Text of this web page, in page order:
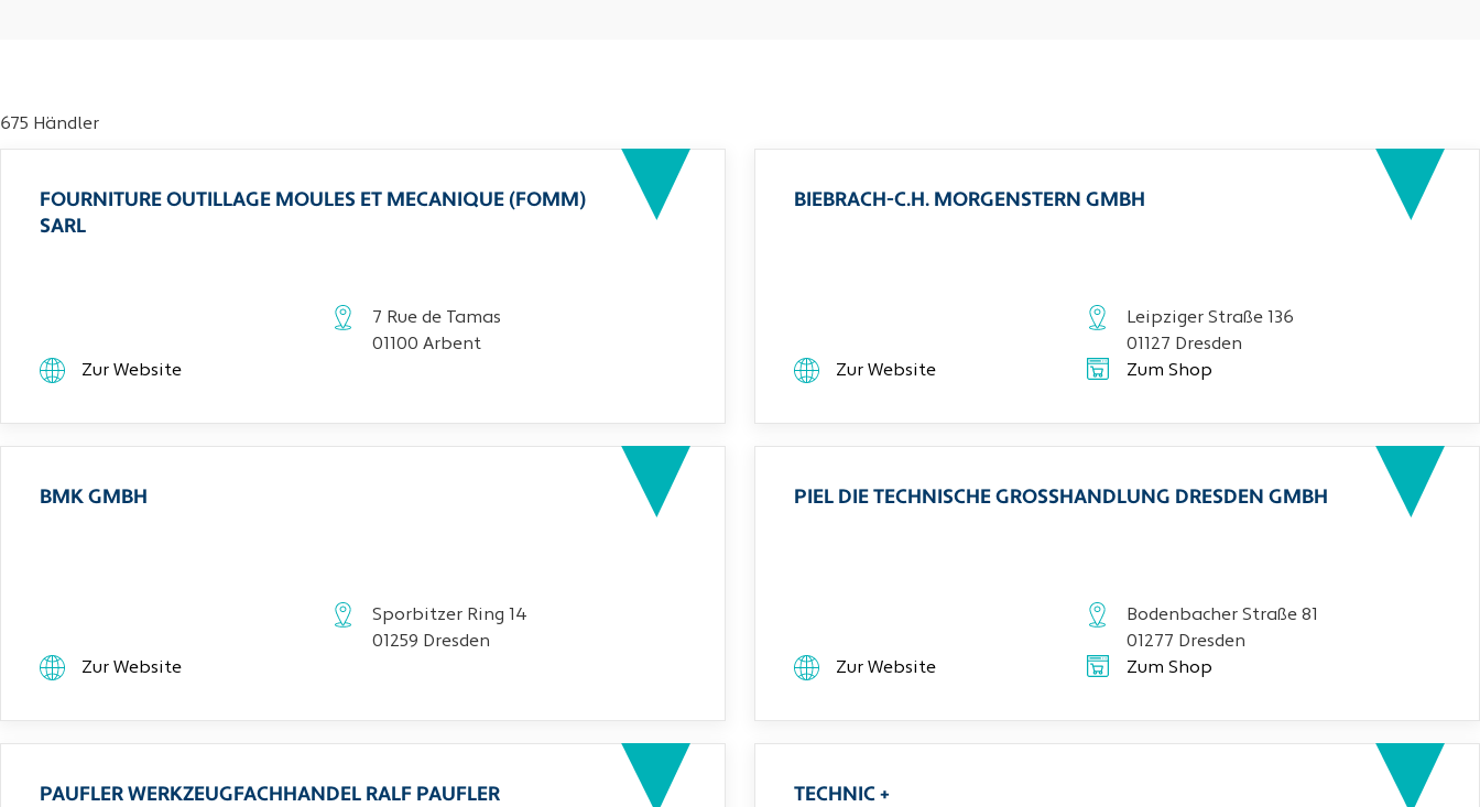
675 Händler
FOURNITURE OUTILLAGE MOULES ET MECANIQUE (FOMM)
SARL
7 Rue de Tamas
01100 Arbent
Zur Website
BIEBRACH-C.H. MORGENSTERN GMBH
Leipziger Straße 136
01127 Dresden
Zur Website
Zum Shop
BMK GMBH
Sporbitzer Ring 14
01259 Dresden
Zur Website
PIEL DIE TECHNISCHE GROSSHANDLUNG DRESDEN GMBH
Bodenbacher Straße 81
01277 Dresden
Zur Website
Zum Shop
PAUFLER WERKZEUGFACHHANDEL RALF PAUFLER TECHNIC +